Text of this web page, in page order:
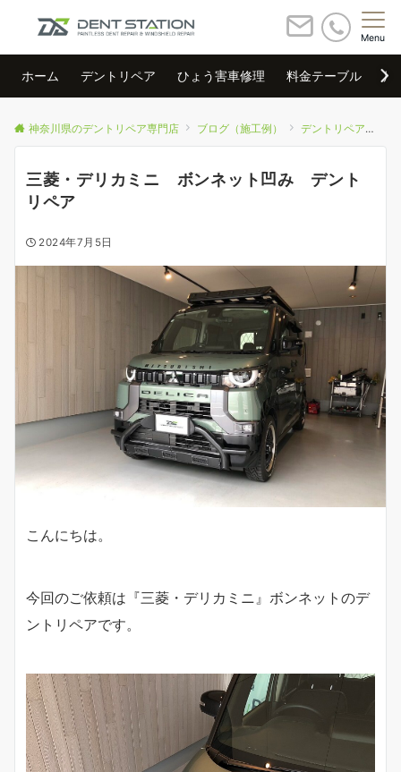
Menu
ホーム デントリペア ひょう害車修理 料金テーブル 店
神奈川県のデントリペア専門店 ブログ（施工例） デントリペア
三菱・デリカミニ ボンネット凹み デント
リペア
2024年7月5日
こんにちは。
今回のご依頼は『三菱・デリカミニ』ボンネットのデ
ントリペアです。